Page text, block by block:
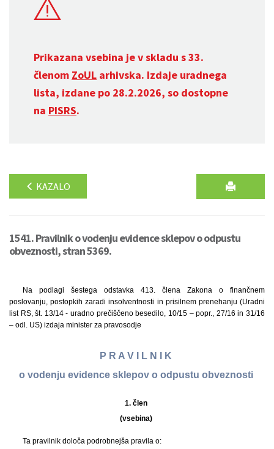
Prikazana vsebina je v skladu s 33.
členom ZoUL arhivska. Izdaje uradnega
lista, izdane po 28.2.2026, so dostopne
na PISRS.
KAZALO
1541. Pravilnik o vodenju evidence sklepov o odpustu
obveznosti, stran 5369.
Na podlagi šestega odstavka 413. člena Zakona o finančnem
poslovanju, postopkih zaradi insolventnosti in prisilnem prenehanju (Uradni
list RS, št. 13/14 - uradno prečiščeno besedilo, 10/15 – popr., 27/16 in 31/16
– odl. US) izdaja minister za pravosodje
P R A V I L N I K
o vodenju evidence sklepov o odpustu obveznosti
1. člen
(vsebina)
Ta pravilnik določa podrobnejša pravila o: